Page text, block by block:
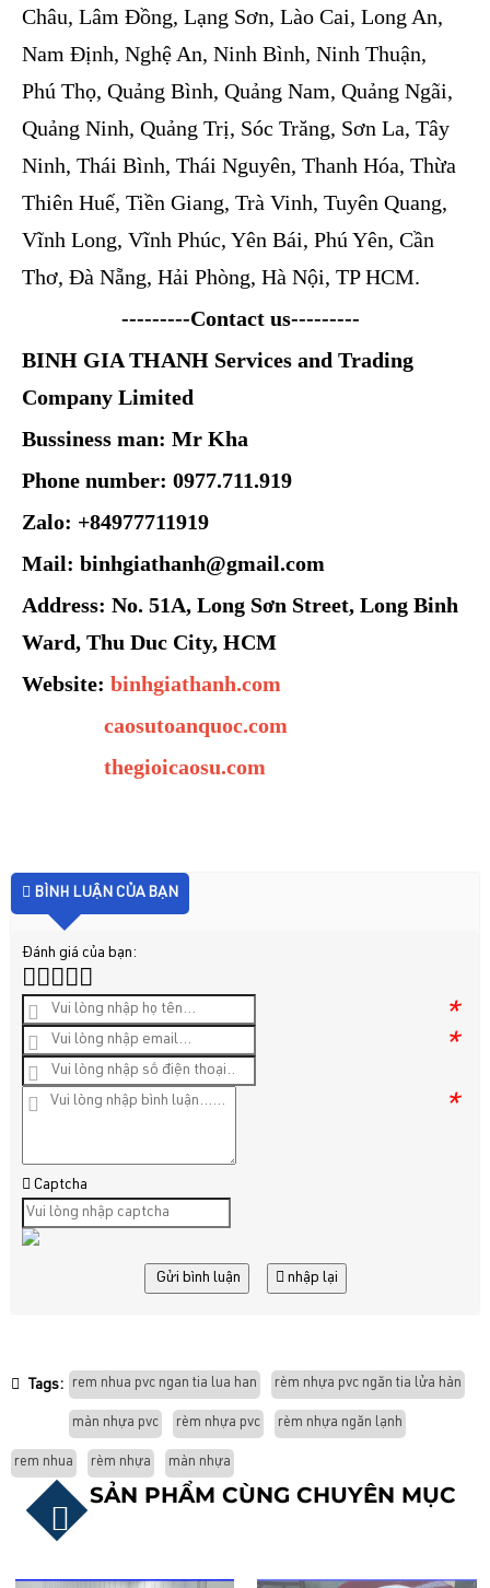
Châu, Lâm Đồng, Lạng Sơn, Lào Cai, Long An,
Nam Định, Nghệ An, Ninh Bình, Ninh Thuận,
Phú Thọ, Quảng Bình, Quảng Nam, Quảng Ngãi,
Quảng Ninh, Quảng Trị, Sóc Trăng, Sơn La, Tây
Ninh, Thái Bình, Thái Nguyên, Thanh Hóa, Thừa
Thiên Huế, Tiền Giang, Trà Vinh, Tuyên Quang,
Vĩnh Long, Vĩnh Phúc, Yên Bái, Phú Yên, Cần
Thơ, Đà Nẵng, Hải Phòng, Hà Nội, TP HCM.
---------Contact us---------
BINH GIA THANH Services and Trading
Company Limited
Bussiness man: Mr Kha
Phone number: 0977.711.919
Zalo: +84977711919
Mail: binhgiathanh@gmail.com
Address: No. 51A, Long Sơn Street, Long Binh
Ward, Thu Duc City, HCM
Website: binhgiathanh.com
caosutoanquoc.com
thegioicaosu.com
BÌNH LUẬN CỦA BẠN
Đánh giá của bạn:
*
*
*
Captcha
Gửi bình luận nhập lại
Tags: rem nhua pvc ngan tia lua han rèm nhựa pvc ngăn tia lửa hàn
màn nhựa pvc rèm nhựa pvc rèm nhựa ngăn lạnh
rem nhua rèm nhựa màn nhựa
SẢN PHẨM CÙNG CHUYÊN MỤC